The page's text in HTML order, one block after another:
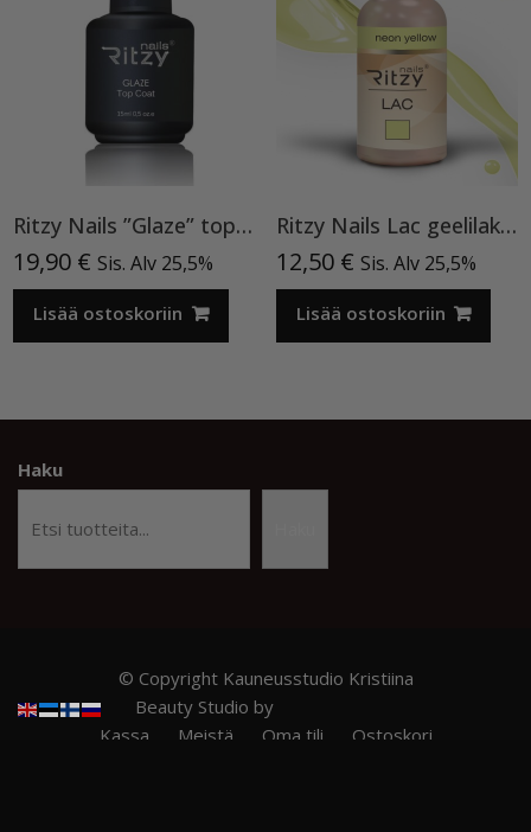
Ritzy Nails ”Glaze” top TPO vapaa
19,90 € Sis. Alv 25,5%
Lisää ostoskoriin
Ritzy Nails Lac geelilakka ”Neon Yellow”119 , 9ml TPO vapaa
12,50 € Sis. Alv 25,5%
Lisää ostoskoriin
Haku
© Copyright Kauneusstudio Kristiina
Beauty Studio by
Kassa
Meistä Oma tili
Ostoskori